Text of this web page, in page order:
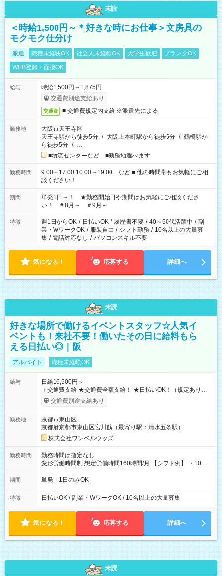
未読
＜時給1,500円～＊好きな時にお仕事＞文房具の
モクモク仕分け
派遣 職種未経験OK 社会人未経験OK 大学生歓迎
ブランクOK
WEB登録・面接OK
給与
時給1,500円～1,875円
交通費別途支給あり
交通費 ■ 交通費規定内支給 ※派遣先による
勤務地
大阪市天王寺区
天王寺駅から徒歩5分 / 大阪上本町駅から徒歩5分 / 鶴橋駅か
ら徒歩5分 / …
■物流センターなど ■勤務地選べます
勤務時間
9:00～17:00 10:00～19:00 など ■ 他の時間帯もお気軽にご相
談ください！
期間
単発1日～！ ★勤務開始日や期間はお気軽にご相談くださ
い！ ＃8月～ ＃9月～
特徴 週1日からOK / 日払いOK / 履歴書不要 / 40～50代活躍中 / 副
業・WワークOK / 服装自由 / シフト勤務 / 10名以上の大量募
集 / 電話対応なし / パソコンスキル不要
気になる！ 応募する 詳細へ
未読
好きな場所で働けるイベントスタッフ☆人気イ
ベントも！来社不要！働いたその日に給料もら
える日払い◎｜阪
アルバイト 職種未経験OK
給与
日給16,500円～
＋交通費支給 ★交通費全額支給！ ★日払いOK！（規定あり） ┗
働いたその日に現金GET♪ お仕事後はコンビニATMから 日払
交通費別途支給あり
勤務地
京都市東山区
京都府京都市東山区宮川筋（最寄り駅：清水五条駅）
株式会社ワンベルウッズ
勤務時間
勤務時間は指定なし
変形労働時間制 想定労働時間160時間/月 【シフト例】 ・10：
00～20：00
期間 単発・1日のみOK
特徴 日払いOK / 副業・WワークOK / 10名以上の大量募集
気になる！ 応募する 詳細へ
未読